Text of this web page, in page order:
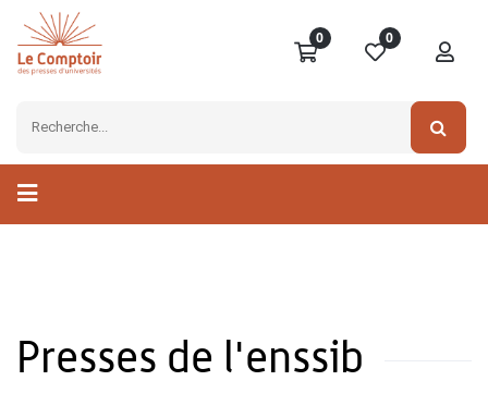
0 0
Presses de l'enssib